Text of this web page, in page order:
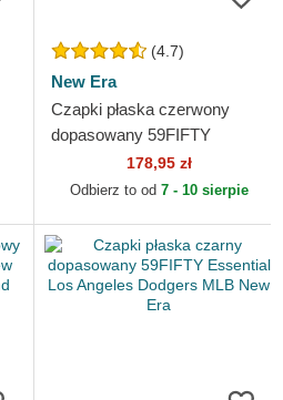
(4.7)
New Era
Czapki płaska czerwony
dopasowany 59FIFTY
Essential New York Yankees
MLB New Era
178,95 zł
Odbierz to od 7 - 10 sierpie